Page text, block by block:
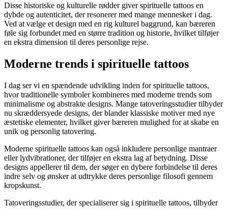
Disse historiske og kulturelle rødder giver spirituelle tattoos en
dybde og autenticitet, der resonerer med mange mennesker i dag.
Ved at vælge et design med en rig kulturel baggrund, kan bæreren
føle sig forbundet med en større tradition og historie, hvilket tilføjer
en ekstra dimension til deres personlige rejse.
Moderne trends i spirituelle tattoos
I dag ser vi en spændende udvikling inden for spirituelle tattoos,
hvor traditionelle symboler kombineres med moderne trends som
minimalisme og abstrakte designs. Mange tatoveringsstudier tilbyder
nu skræddersyede designs, der blander klassiske motiver med nye
æstetiske elementer, hvilket giver bæreren mulighed for at skabe en
unik og personlig tatovering.
Moderne spirituelle tattoos kan også inkludere personlige mantraer
eller lydvibrationer, der tilføjer en ekstra lag af betydning. Disse
designs appellerer til dem, der søger en dybere forbindelse til deres
indre selv og ønsker at udtrykke deres personlige filosofi gennem
kropskunst.
Tatoveringsstudier, der specialiserer sig i spirituelle tattoos, tilbyder